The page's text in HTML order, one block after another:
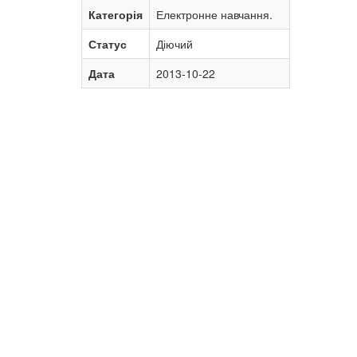
Категорія
Електронне навчання.
Статус
Діючий
Дата
2013-10-22